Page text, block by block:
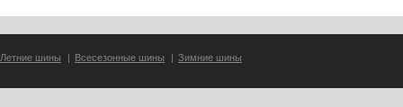
Летние шины | Всесезонные шины | Зимние шины